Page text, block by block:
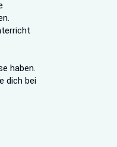
haben.
dich bei